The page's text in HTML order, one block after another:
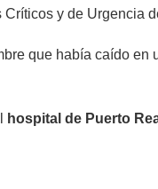
y de Urgencia
que había caído en
hospital de Puerto